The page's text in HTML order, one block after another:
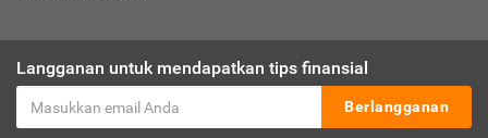
Langganan untuk mendapatkan tips finansial
Berlangganan